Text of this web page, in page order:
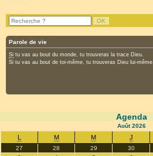
Parole de vie
Si tu vas au bout du monde, tu trouveras la trace Dieu.
Si tu vas au bout de toi-même, tu trouveras Dieu lui-même.
Agenda
Août2026
M M J
27 28 29 30